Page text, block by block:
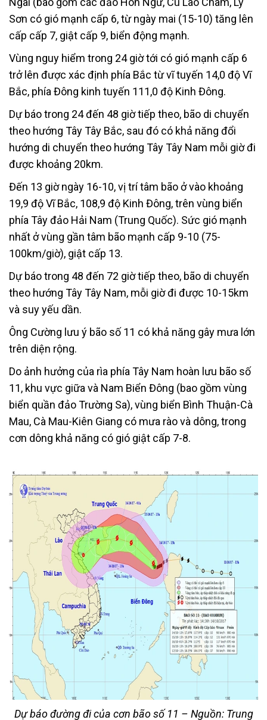
Sơn có gió mạnh cấp 6, từ ngày mai (15-10) tăng lên
cấp cấp 7, giật cấp 9, biển động mạnh.
Vùng nguy hiểm trong 24 giờ tới có gió mạnh cấp 6
trở lên được xác định phía Bắc từ vĩ tuyến 14,0 độ Vĩ
Bắc, phía Đông kinh tuyến 111,0 độ Kinh Đông.
Dự báo trong 24 đến 48 giờ tiếp theo, bão di chuyển
theo hướng Tây Tây Bắc, sau đó có khả năng đổi
hướng di chuyển theo hướng Tây Tây Nam mỗi giờ đi
được khoảng 20km.
Đến 13 giờ ngày 16-10, vị trí tâm bão ở vào khoảng
19,9 độ Vĩ Bắc, 108,9 độ Kinh Đông, trên vùng biển
phía Tây đảo Hải Nam (Trung Quốc). Sức gió mạnh
nhất ở vùng gần tâm bão mạnh cấp 9-10 (75-
100km/giờ), giật cấp 13.
Dự báo trong 48 đến 72 giờ tiếp theo, bão di chuyển
theo hướng Tây Tây Nam, mỗi giờ đi được 10-15km
và suy yếu dần.
Ông Cường lưu ý bão số 11 có khả năng gây mưa lớn
trên diện rộng.
Do ảnh hưởng của rìa phía Tây Nam hoàn lưu bão số
11, khu vực giữa và Nam Biển Đông (bao gồm vùng
biển quần đảo Trường Sa), vùng biển Bình Thuận-Cà
Mau, Cà Mau-Kiên Giang có mưa rào và dông, trong
cơn dông khả năng có gió giật cấp 7-8.
Dự báo đường đi của cơn bão số 11 – Nguồn: Trung